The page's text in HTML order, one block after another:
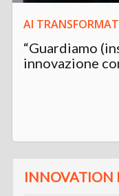
AI
“Guardiamo
innovazione
INNOVATION